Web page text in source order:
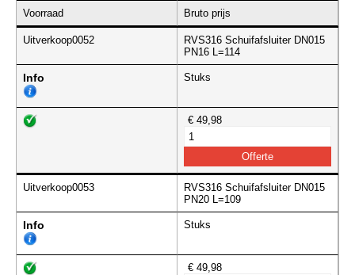
Voorraad Bruto prijs
Uitverkoop0052
RVS316 Schuifafsluiter DN015
PN16 L=114
Info Stuks
€ 49,98
Uitverkoop0053
RVS316 Schuifafsluiter DN015
PN20 L=109
Info Stuks
€ 49,98